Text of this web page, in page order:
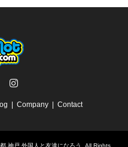
Company Contact